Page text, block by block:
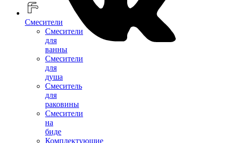
Смесители
Смесители
для
ванны
Смесители
для
душа
Смеситель
для
раковины
Смесители
на
биде
Комплектующие